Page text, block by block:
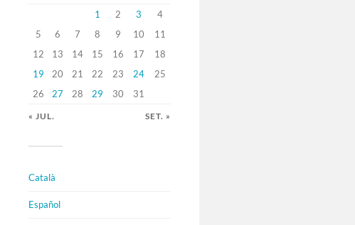
1 2 3
4
5
6 7 8 9 10
11
12
13 14 15 16 17
18
19
20 21 22 23 24
25
26
27 28 29 30 31
« JUL. SET. »
Català
Español